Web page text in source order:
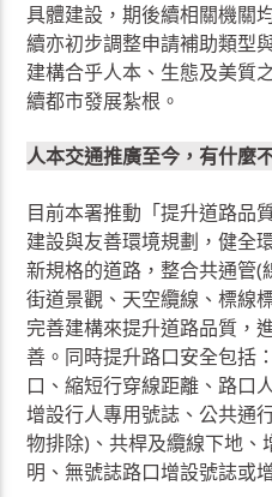
具體建設，期後續相關機關
續亦初步調整申請補助類型
建構合乎人本、生態及美質
續都市發展紮根。
人本交通推廣至今，有什麼
目前本署推動「提升道路品
建設與友善環境規劃，健全
新規格的道路，整合共通管(
街道景觀、天空纜線、標線
完善建構來提升道路品質，
善。同時提升路口安全包括
口、縮短行穿線距離、路口
增設行人專用號誌、公共通
物排除)、共桿及纜線下地
明、無號誌路口增設號誌或